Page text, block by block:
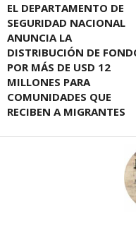
EL DEPARTAMENTO DE
SEGURIDAD NACIONAL
ANUNCIA LA
DISTRIBUCIÓN DE
POR MÁS DE USD 12
MILLONES PARA
COMUNIDADES QUE
RECIBEN A MIGRANTES